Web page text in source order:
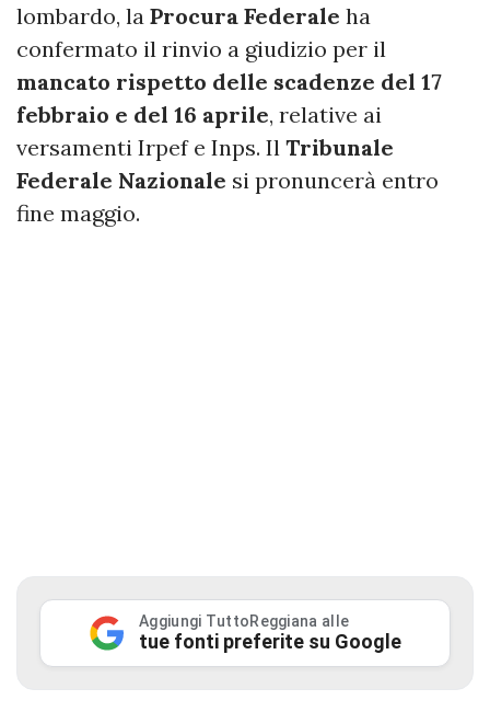
lombardo, la Procura Federale ha
confermato il rinvio a giudizio per il
mancato rispetto delle scadenze del 17
febbraio e del 16 aprile, relative ai
versamenti Irpef e Inps. Il Tribunale
Federale Nazionale si pronuncerà entro
fine maggio.
Aggiungi TuttoReggiana alle
tue fonti preferite su Google